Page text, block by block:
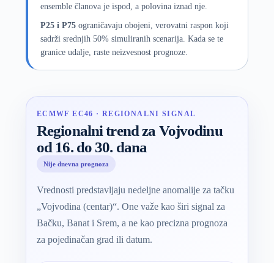
ensemble članova je ispod, a polovina iznad nje.
P25 i P75ograničavaju obojeni, verovatni raspon koji
sadrži srednjih 50% simuliranih scenarija. Kada se te
granice udalje, raste neizvesnost prognoze.
ECMWF EC46 · REGIONALNI SIGNAL
Regionalni trend za Vojvodinu
od 16. do 30. dana
Nije dnevna prognoza
Vrednosti predstavljaju nedeljne anomalije za tačku
„Vojvodina (centar)“. One važe kao širi signal za
Bačku, Banat i Srem, a ne kao precizna prognoza
za pojedinačan grad ili datum.